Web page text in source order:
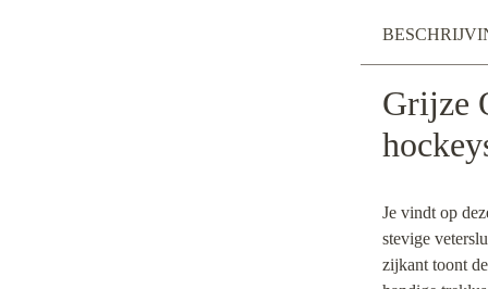
Grijze
Je vindt op
stevige
zijkant toont